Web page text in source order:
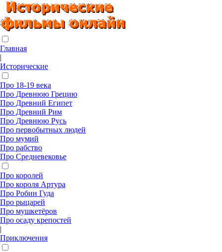
Главная
|
Исторические
Про 18-19 века
Про Древнюю Грецию
Про Древний Египет
Про Древний Рим
Про Древнюю Русь
Про первобытных людей
Про мумий
Про рабство
Про Средневековье
Про королей
Про короля Артура
Про Робин Гуда
Про рыцарей
Про мушкетёров
Про осаду крепостей
|
Приключения